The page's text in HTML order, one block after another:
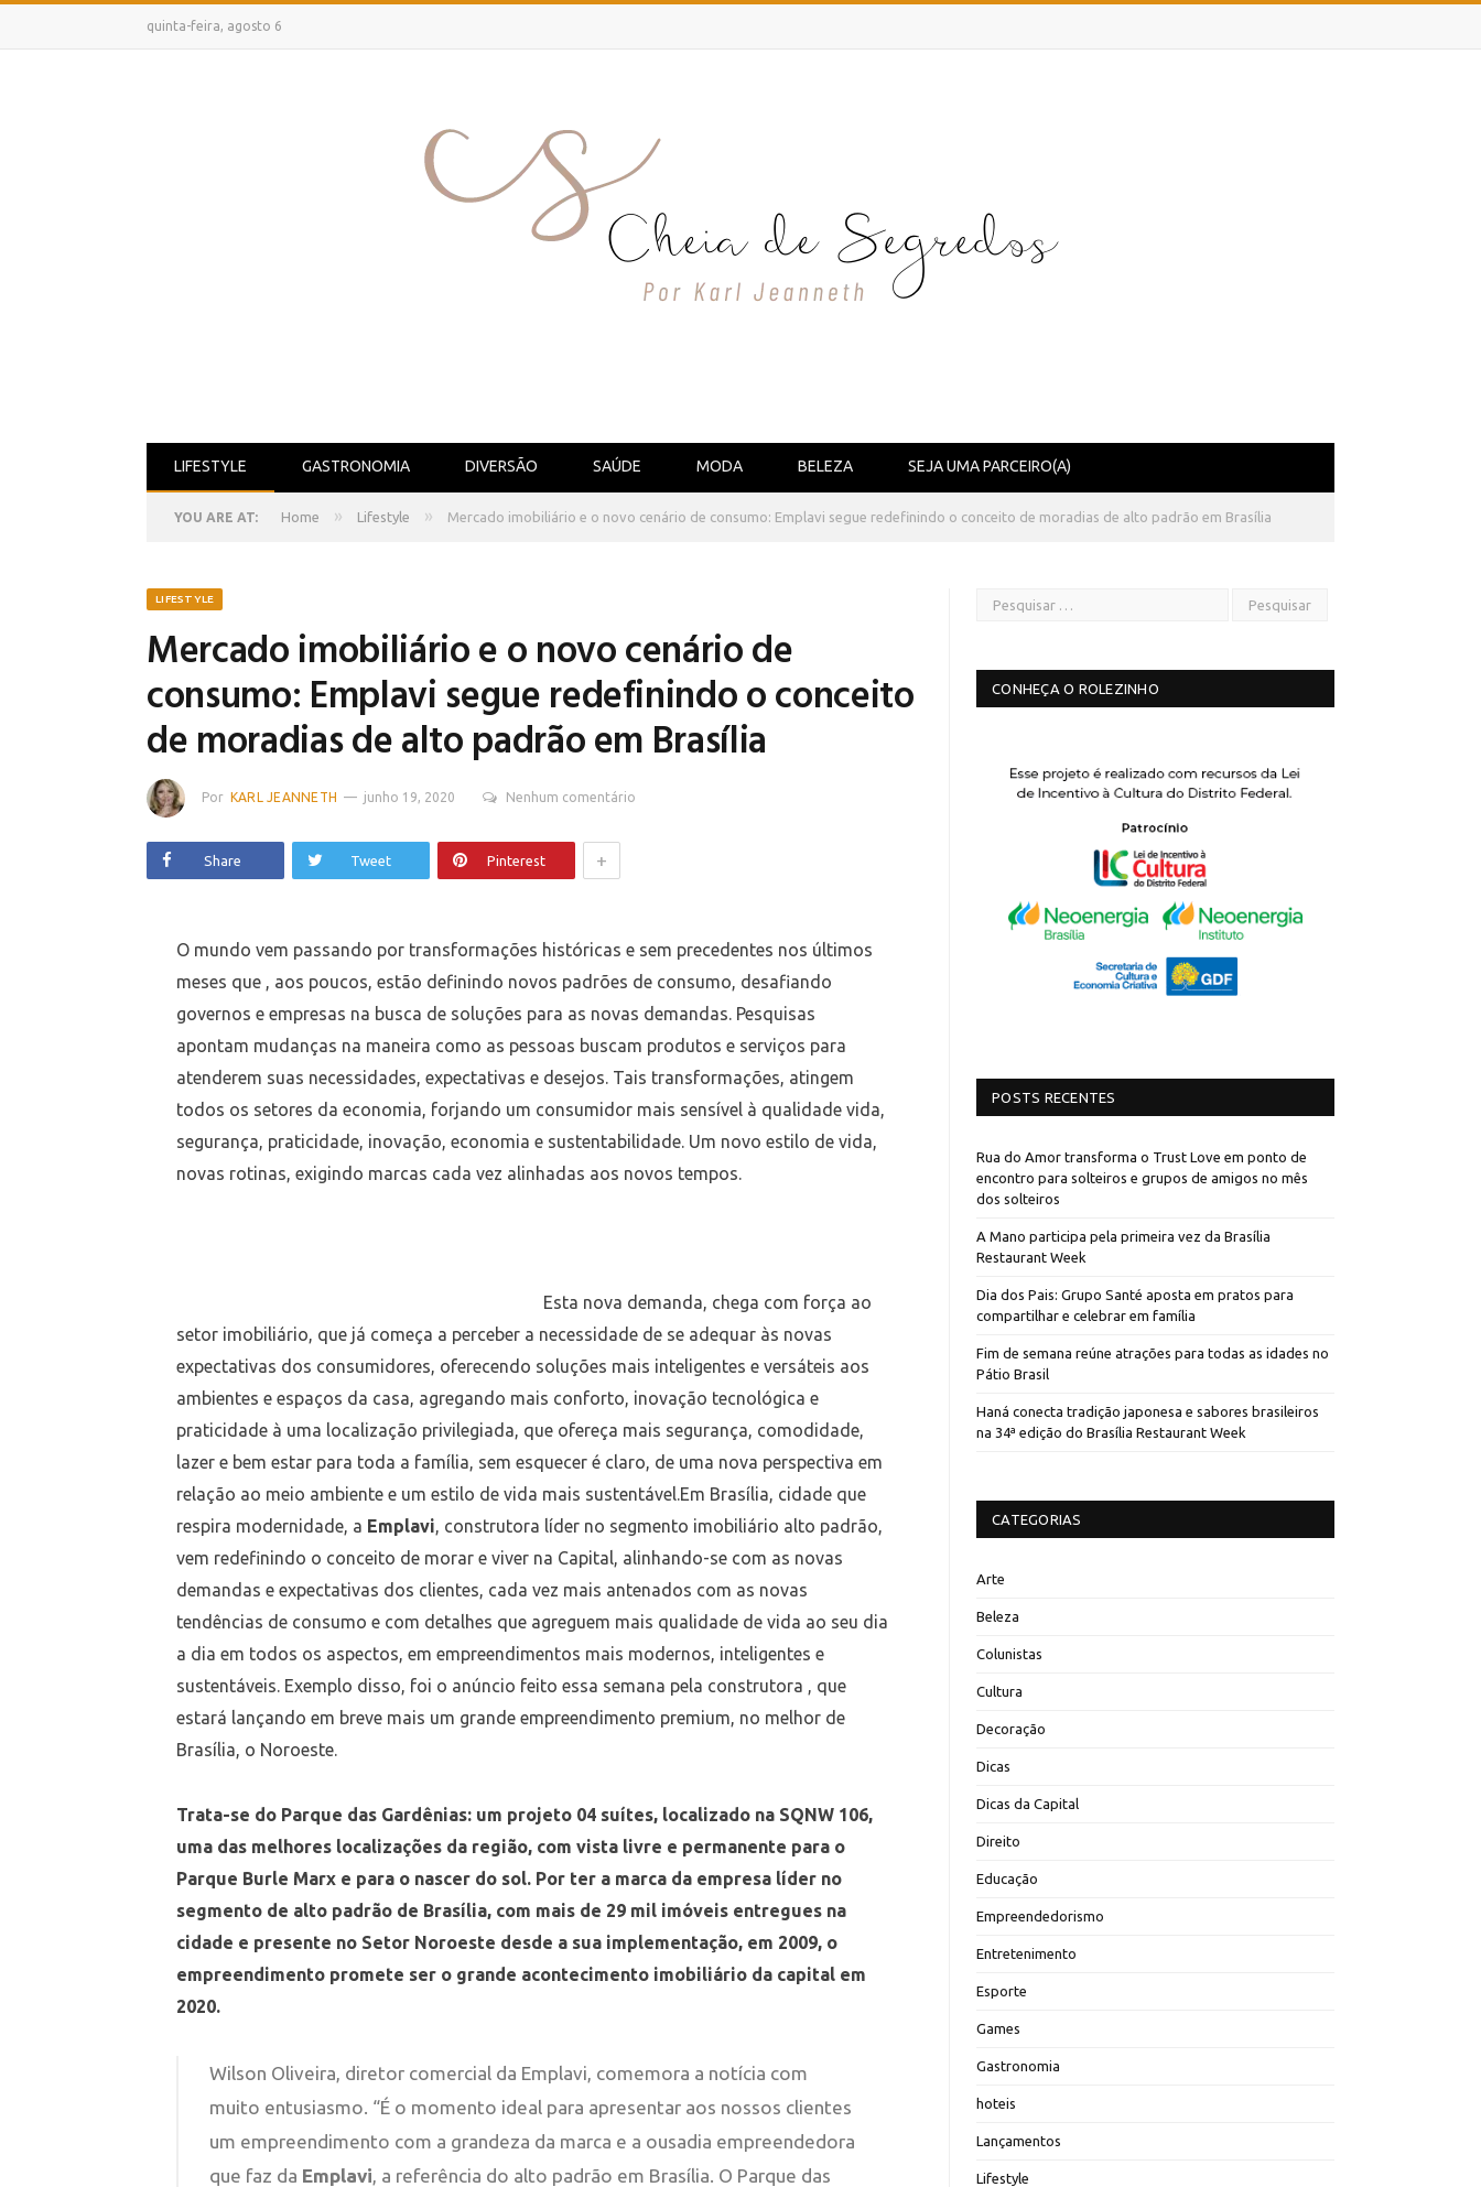
quinta-feira, agosto 6
LIFESTYLE GASTRONOMIA DIVERSÃO SAÚDE MODA BELEZA SEJA UMA PARCEIRO(A)
YOU ARE AT: Home » Lifestyle » Mercado imobiliário e o novo cenário de consumo: Emplavi segue redefinindo o conceito de moradias de alto padrão em Brasília
LIFESTYLE
Mercado imobiliário e o novo cenário de
consumo: Emplavi segue redefinindo o conceito
de moradias de alto padrão em Brasília
Por KARL JEANNETH junho 19, 2020 Nenhum comentário
Share Tweet Pinterest +
O mundo vem passando por transformações históricas e sem precedentes nos últimos
meses que , aos poucos, estão definindo novos padrões de consumo, desafiando
governos e empresas na busca de soluções para as novas demandas. Pesquisas
apontam mudanças na maneira como as pessoas buscam produtos e serviços para
atenderem suas necessidades, expectativas e desejos. Tais transformações, atingem
todos os setores da economia, forjando um consumidor mais sensível à qualidade vida,
segurança, praticidade, inovação, economia e sustentabilidade. Um novo estilo de vida,
novas rotinas, exigindo marcas cada vez alinhadas aos novos tempos.
Esta nova demanda, chega com força ao
setor imobiliário, que já começa a perceber a necessidade de se adequar às novas
expectativas dos consumidores, oferecendo soluções mais inteligentes e versáteis aos
ambientes e espaços da casa, agregando mais conforto, inovação tecnológica e
praticidade à uma localização privilegiada, que ofereça mais segurança, comodidade,
lazer e bem estar para toda a família, sem esquecer é claro, de uma nova perspectiva em
relação ao meio ambiente e um estilo de vida mais sustentável.Em Brasília, cidade que
respira modernidade, a Emplavi, construtora líder no segmento imobiliário alto padrão,
vem redefinindo o conceito de morar e viver na Capital, alinhando-se com as novas
demandas e expectativas dos clientes, cada vez mais antenados com as novas
tendências de consumo e com detalhes que agreguem mais qualidade de vida ao seu dia
a dia em todos os aspectos, em empreendimentos mais modernos, inteligentes e
sustentáveis. Exemplo disso, foi o anúncio feito essa semana pela construtora , que
estará lançando em breve mais um grande empreendimento premium, no melhor de
Brasília, o Noroeste.
Trata-se do Parque das Gardênias: um projeto 04 suítes, localizado na SQNW 106,
uma das melhores localizações da região, com vista livre e permanente para o
Parque Burle Marx e para o nascer do sol. Por ter a marca da empresa líder no
segmento de alto padrão de Brasília, com mais de 29 mil imóveis entregues na
cidade e presente no Setor Noroeste desde a sua implementação, em 2009, o
empreendimento promete ser o grande acontecimento imobiliário da capital em
2020.
Wilson Oliveira, diretor comercial da Emplavi, comemora a notícia com
muito entusiasmo. “É o momento ideal para apresentar aos nossos clientes
um empreendimento com a grandeza da marca e a ousadia empreendedora
que faz da Emplavi, a referência do alto padrão em Brasília. O Parque das
CONHEÇA O ROLEZINHO
POSTS RECENTES
Rua do Amor transforma o Trust Love em ponto de
encontro para solteiros e grupos de amigos no mês
dos solteiros
A Mano participa pela primeira vez da Brasília
Restaurant Week
Dia dos Pais: Grupo Santé aposta em pratos para
compartilhar e celebrar em família
Fim de semana reúne atrações para todas as idades no
Pátio Brasil
Haná conecta tradição japonesa e sabores brasileiros
na 34ª edição do Brasília Restaurant Week
CATEGORIAS
Arte
Beleza
Colunistas
Cultura
Decoração
Dicas
Dicas da Capital
Direito
Educação
Empreendedorismo
Entretenimento
Esporte
Games
Gastronomia
hoteis
Lançamentos
Lifestyle